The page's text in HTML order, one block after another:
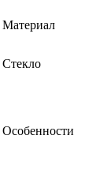
Материал
Стекло
Особенности